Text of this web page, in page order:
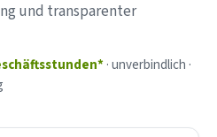
und transparenter
· unverbindlich ·